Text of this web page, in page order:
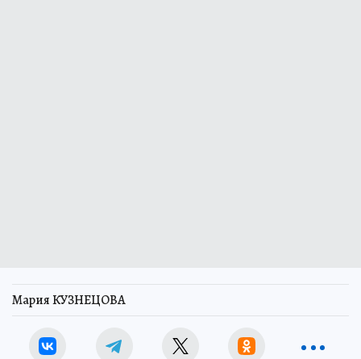
распространение наркотиков
При задержании женщина пыталась
подкупить полицейского